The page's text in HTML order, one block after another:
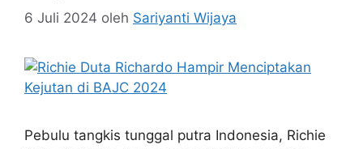
6 Juli 2024 oleh Sariyanti Wijaya
Pebulu tangkis tunggal putra Indonesia, Richie